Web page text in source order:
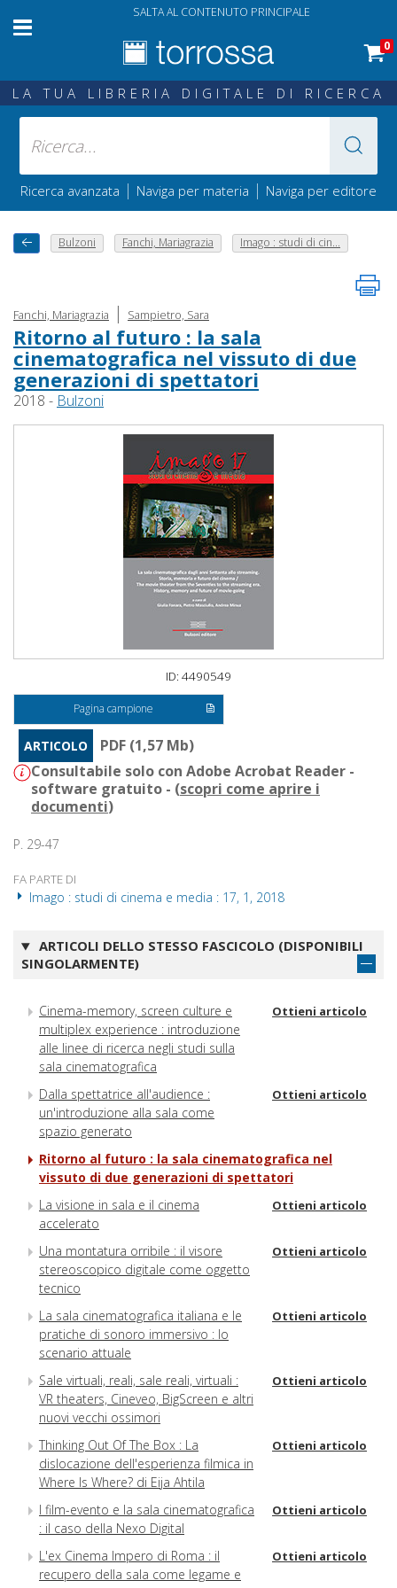
SALTA AL CONTENUTO PRINCIPALE
0
LA TUA LIBRERIA DIGITALE DI RICERCA
Ricerca avanzata | Naviga per materia | Naviga per editore
Bulzoni Fanchi, Mariagrazia Imago : studi di cin...
Fanchi, Mariagrazia | Sampietro, Sara
Ritorno al futuro : la sala
cinematografica nel vissuto di due
generazioni di spettatori
2018 - Bulzoni
ID: 4490549
Pagina campione
ARTICOLO
PDF (1,57 Mb)
Consultabile solo con Adobe Acrobat Reader -
software gratuito - (scopri come aprire i
documenti)
P. 29-47
FA PARTE DI
Imago : studi di cinema e media : 17, 1, 2018
ARTICOLI DELLO STESSO FASCICOLO (DISPONIBILI
SINGOLARMENTE)
Cinema-memory, screen culture e
multiplex experience : introduzione
alle linee di ricerca negli studi sulla
sala cinematografica
Ottieni articolo
Dalla spettatrice all'audience :
un'introduzione alla sala come
spazio generato
Ottieni articolo
Ritorno al futuro : la sala cinematografica nel
vissuto di due generazioni di spettatori
La visione in sala e il cinema
accelerato
Ottieni articolo
Una montatura orribile : il visore
stereoscopico digitale come oggetto
tecnico
Ottieni articolo
La sala cinematografica italiana e le
pratiche di sonoro immersivo : lo
scenario attuale
Ottieni articolo
Sale virtuali, reali, sale reali, virtuali :
VR theaters, Cineveo, BigScreen e altri
nuovi vecchi ossimori
Ottieni articolo
Thinking Out Of The Box : La
dislocazione dell'esperienza filmica in
Where Is Where? di Eija Ahtila
Ottieni articolo
I film-evento e la sala cinematografica
: il caso della Nexo Digital
Ottieni articolo
L'ex Cinema Impero di Roma : il
recupero della sala come legame e
Ottieni articolo